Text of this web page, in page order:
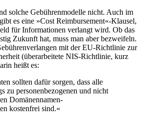
solche Gebührenmodelle nicht. Auch im
es eine »Cost Reimbursement«-Klausel,
für Informationen verlangt wird. Ob das
Zukunft hat, muss man aber bezweifeln.
mit der EU-Richtlinie zur
(überarbeitete NIS-Richtlinie, kurz
heißt es:
sollten dafür sorgen, dass alle
zu personenbezogenen und nicht
Domänennamen-
kostenfrei sind.«